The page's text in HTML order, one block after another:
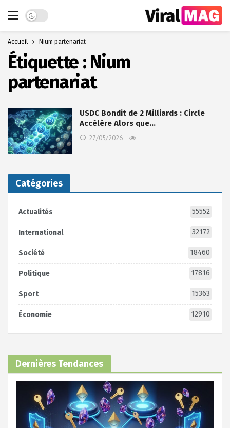
Dark mode
Accueil Nium partenariat
Étiquette : Nium
partenariat
USDC Bondit de 2 Milliards : Circle
Accélère Alors que…
27/05/2026
Catégories
Actualités 55552
International 32172
Société 18460
Politique 17816
Sport 15363
Économie 12910
Dernières Tendances